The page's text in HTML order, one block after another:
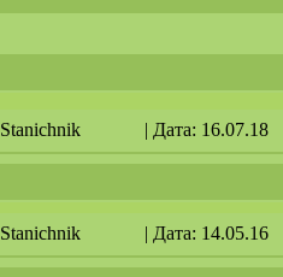
Stanichnik | Дата: 16.07.18
Stanichnik | Дата: 14.05.16